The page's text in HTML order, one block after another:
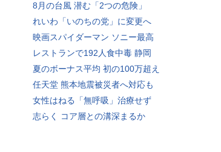
8月の台風 潜む「2つの危険」
れいわ「いのちの党」に変更へ
映画スパイダーマン ソニー最高
レストランで192人食中毒 静岡
夏のボーナス平均 初の100万超え
任天堂 熊本地震被災者へ対応も
女性はねる「無呼吸」治療せず
志らく コア層との溝深まるか